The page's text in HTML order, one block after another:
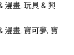
漫畫,玩具 & 興
漫畫, 寶可夢, 寶